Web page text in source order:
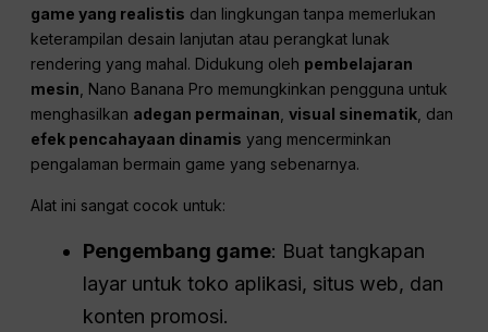
game yang realistis dan lingkungan tanpa memerlukan
keterampilan desain lanjutan atau perangkat lunak
rendering yang mahal. Didukung oleh pembelajaran
mesin, Nano Banana Pro memungkinkan pengguna untuk
menghasilkan adegan permainan,visual sinematik, dan
efek pencahayaan dinamis yang mencerminkan
pengalaman bermain game yang sebenarnya.
Alat ini sangat cocok untuk:
Pengembang game: Buat tangkapan
layar untuk toko aplikasi, situs web, dan
konten promosi.